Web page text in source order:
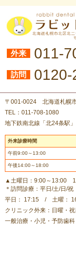
外来 011-
訪問 0120-
〒001-0024 北海道札幌
TEL：011-708-1080
地下鉄南北線「北24条駅
外来診療時間
午前9:00～13:00
午後14:00～18:00
▲土曜日：9:00～13:00
＊訪問診療：平日/土/日/
平日： 17:15 / 土曜：
クリニック外来：日曜・
一般治療・小児・予防歯